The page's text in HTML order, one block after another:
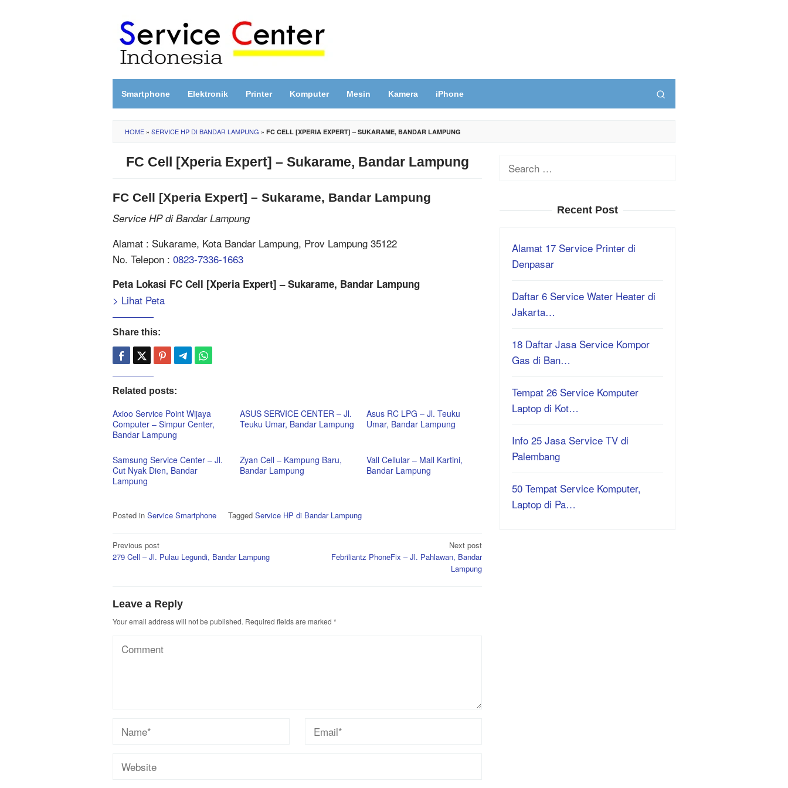
content
Smartphone Elektronik Printer Komputer Mesin Kamera iPhone
HOME » SERVICE HP DI BANDAR LAMPUNG » FC CELL [XPERIA EXPERT] – SUKARAME, BANDAR LAMPUNG
FC Cell [Xperia Expert] – Sukarame, Bandar Lampung
FC Cell [Xperia Expert] – Sukarame, Bandar Lampung
Service HP di Bandar Lampung
Alamat : Sukarame, Kota Bandar Lampung, Prov Lampung 35122
No. Telepon : 0823-7336-1663
Peta Lokasi FC Cell [Xperia Expert] – Sukarame, Bandar Lampung
> Lihat Peta
Share this:
Related posts:
Axioo Service Point Wijaya
Computer – Simpur Center,
Bandar Lampung
ASUS SERVICE CENTER – Jl.
Teuku Umar, Bandar Lampung
Asus RC LPG – Jl. Teuku
Umar, Bandar Lampung
Samsung Service Center – Jl.
Cut Nyak Dien, Bandar
Lampung
Zyan Cell – Kampung Baru,
Bandar Lampung
Vall Cellular – Mall Kartini,
Bandar Lampung
Posted in Service Smartphone Tagged Service HP di Bandar Lampung
Post
navigation
Previous post
279 Cell – Jl. Pulau Legundi, Bandar Lampung
Next post
Febriliantz PhoneFix – Jl. Pahlawan, Bandar
Lampung
Leave a Reply
Your email address will not be published. Required fields are marked *
Search
Recent Post
Alamat 17 Service Printer di
Denpasar
Daftar 6 Service Water Heater di
Jakarta…
18 Daftar Jasa Service Kompor
Gas di Ban…
Tempat 26 Service Komputer
Laptop di Kot…
Info 25 Jasa Service TV di
Palembang
50 Tempat Service Komputer,
Laptop di Pa…